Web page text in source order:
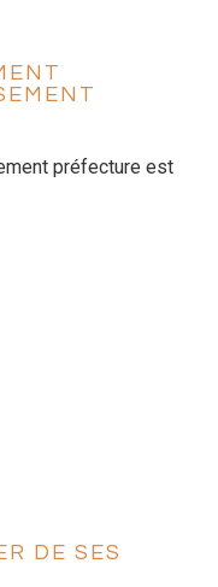
préfecture est
DE SES